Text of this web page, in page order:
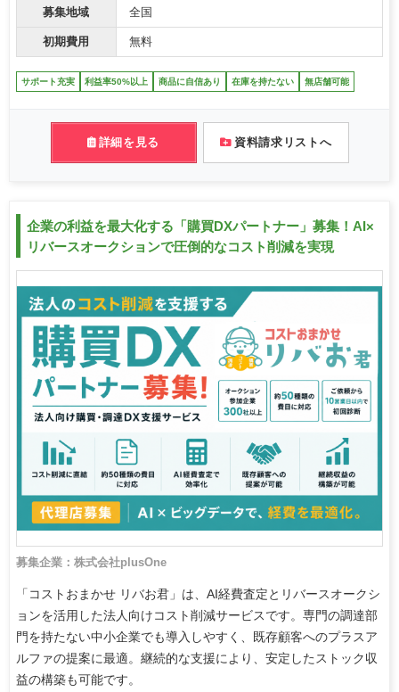
募集地域 全国
初期費用 無料
サポート充実 利益率50%以上 商品に自信あり 在庫を持たない 無店舗可能
詳細を見る 資料請求リストへ
企業の利益を最大化する「購買DXパートナー」募集！AI×
リバースオークションで圧倒的なコスト削減を実現
募集企業：株式会社plusOne
「コストおまかせ リバお君」は、AI経費査定とリバースオークシ
ョンを活用した法人向けコスト削減サービスです。専門の調達部
門を持たない中小企業でも導入しやすく、既存顧客へのプラスア
ルファの提案に最適。継続的な支援により、安定したストック収
益の構築も可能です。